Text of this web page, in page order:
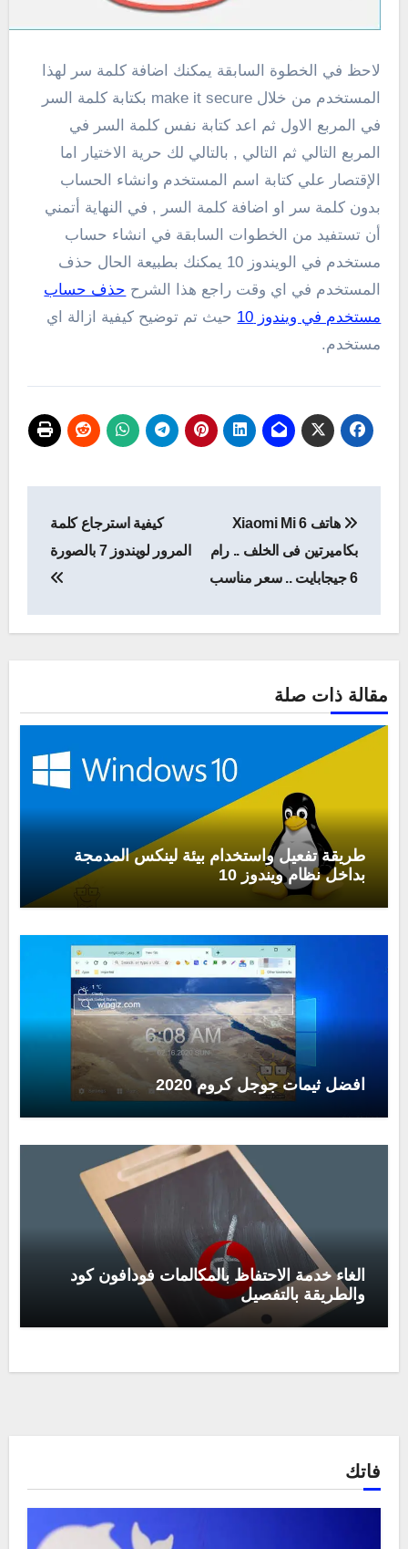
لاحظ في الخطوة السابقة يمكنك اضافة كلمة سر لهذا
المستخدم من خلال make it secure بكتابة كلمة السر
في المربع الاول ثم اعد كتابة نفس كلمة السر في
المربع التالي ثم التالي , بالتالي لك حرية الاختيار اما
الإقتصار علي كتابة اسم المستخدم وانشاء الحساب
بدون كلمة سر او اضافة كلمة السر , في النهاية أتمني
أن تستفيد من الخطوات السابقة في انشاء حساب
مستخدم في الويندوز 10 يمكنك بطبيعة الحال حذف
المستخدم في اي وقت راجع هذا الشرح حذف حساب
مستخدم في ويندوز 10
حيث تم توضيح كيفية ازالة اي
مستخدم.
المقالات
هاتف Xiaomi Mi 6
بكاميرتين فى الخلف .. رام
6 جيجابايت .. سعر مناسب
كيفية استرجاع كلمة
المرور لويندوز 7 بالصورة
مقالة ذات صلة
طريقة تفعيل واستخدام بيئة لينكس المدمجة
بداخل نظام ويندوز 10
افضل ثيمات جوجل كروم 2020
الغاء خدمة الاحتفاظ بالمكالمات فودافون كود
والطريقة بالتفصيل
فاتك